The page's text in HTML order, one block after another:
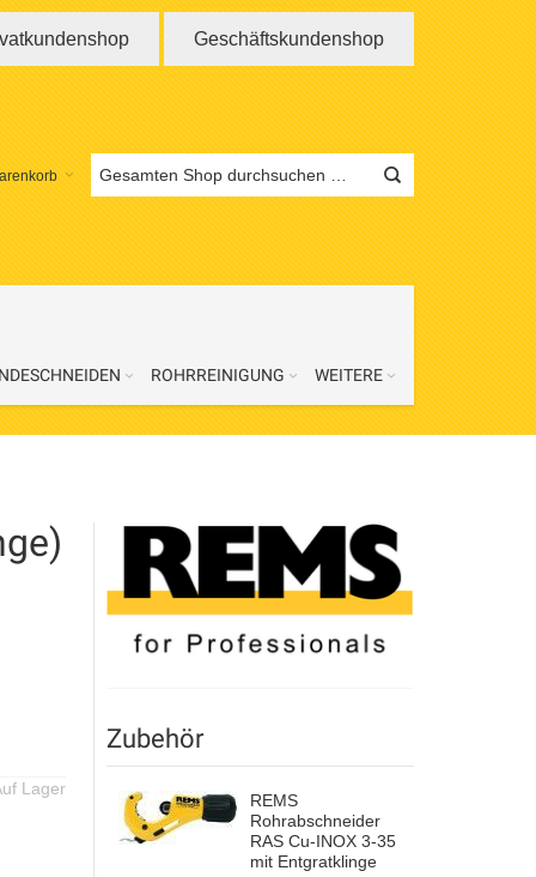
Geschäftskundenshop
ROHRREINIGUNG WEITERE
Lager
Zubehör
REMS
Rohrabschneider
RAS Cu-INOX 3-35
mit Entgratklinge